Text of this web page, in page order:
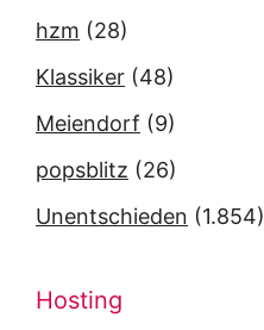
hzm (28)
Klassiker (48)
Meiendorf (9)
popsblitz (26)
Unentschieden (1.854)
Hosting